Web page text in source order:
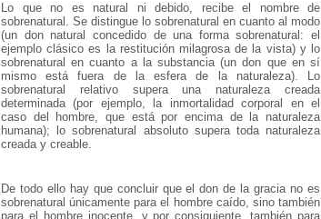
Lo que no es natural ni debido, recibe el nombre de
sobrenatural. Se distingue lo sobrenatural en cuanto al modo
(un don natural concedido de una forma sobrenatural: el
ejemplo clásico es la restitución milagrosa de la vista) y lo
sobrenatural en cuanto a la substancia (un don que en sí
mismo está fuera de la esfera de la naturaleza). Lo
sobrenatural relativo supera una naturaleza creada
determinada (por ejemplo, la inmortalidad corporal en el
caso del hombre, que está por encima de la naturaleza
humana); lo sobrenatural absoluto supera toda naturaleza
creada y creable.
De todo ello hay que concluir que el don de la gracia no es
sobrenatural únicamente para el hombre caído, sino también
para el hombre inocente, y por consiguiente, también para